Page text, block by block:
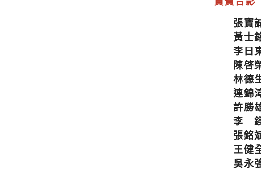
張寶
黃士
李日
陳啓
林德
連錦
許勝
李
張銘
王健
吳永